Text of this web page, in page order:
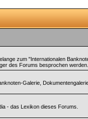
zum "Internationalen
des Forums besprochen werden.
Galerie,
- das Lexikon dieses Forums.